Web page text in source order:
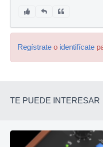
Regístrate o identifícate
TE PUEDE INTERESAR